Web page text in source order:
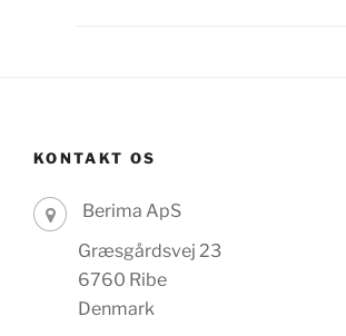
KONTAKT OS
Berima ApS
Græsgårdsvej 23
6760 Ribe
Denmark